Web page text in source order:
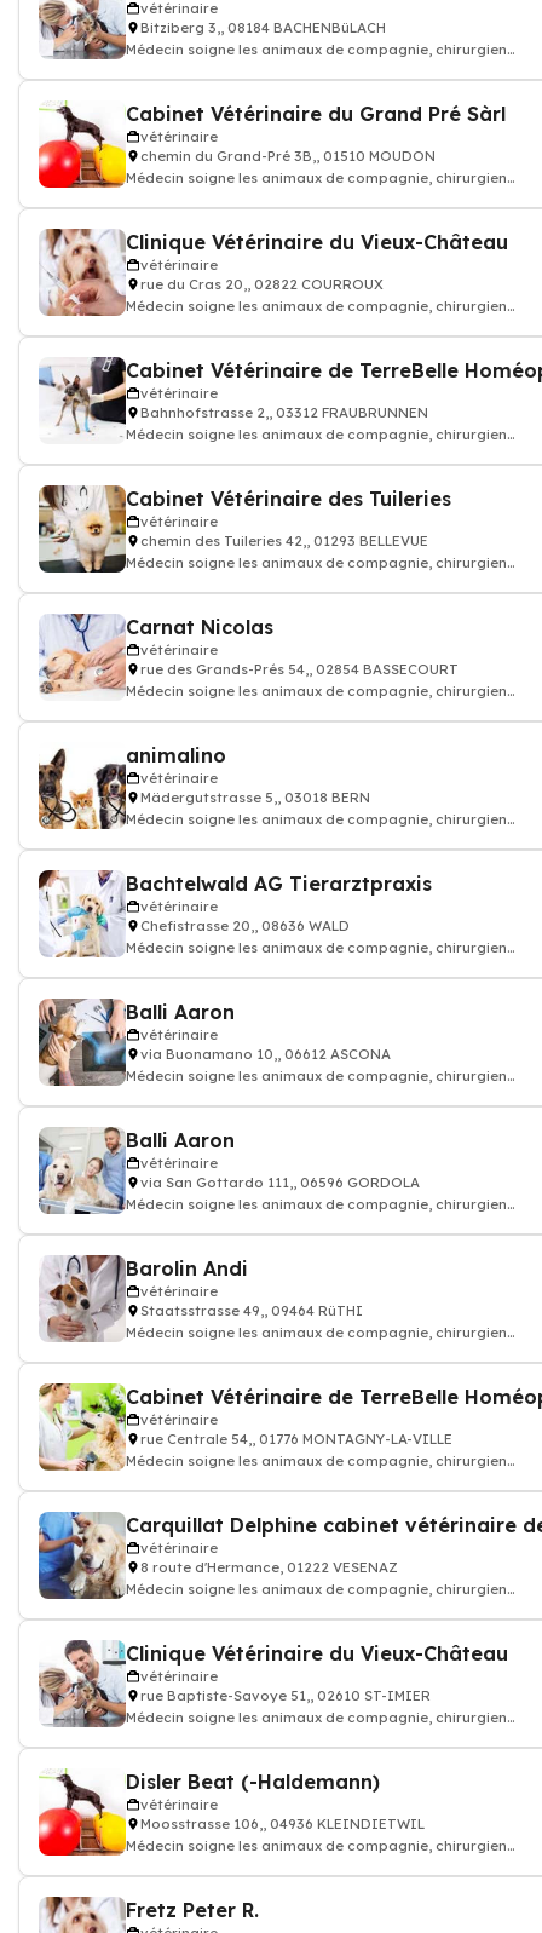
vétérinaire
Bitziberg 3,, 08184 BACHENBüLACH
Médecin soigne les animaux de compagnie, chirurgien
Cabinet Vétérinaire du Grand Pré Sàrl
vétérinaire
chemin du Grand-Pré 3B,, 01510 MOUDON
Médecin soigne les animaux de compagnie, chirurgien
Clinique Vétérinaire du Vieux-Château
vétérinaire
rue du Cras 20,, 02822 COURROUX
Médecin soigne les animaux de compagnie, chirurgien
vétérinaire
Bahnhofstrasse 2,, 03312 FRAUBRUNNEN
Médecin soigne les animaux de compagnie, chirurgien
Cabinet Vétérinaire des Tuileries
vétérinaire
chemin des Tuileries 42,, 01293 BELLEVUE
Médecin soigne les animaux de compagnie, chirurgien
Carnat Nicolas
vétérinaire
rue des Grands-Prés 54,, 02854 BASSECOURT
Médecin soigne les animaux de compagnie, chirurgien
animalino
vétérinaire
Mädergutstrasse 5,, 03018 BERN
Médecin soigne les animaux de compagnie, chirurgien
Bachtelwald AG Tierarztpraxis
vétérinaire
Chefistrasse 20,, 08636 WALD
Médecin soigne les animaux de compagnie, chirurgien
Balli Aaron
vétérinaire
via Buonamano 10,, 06612 ASCONA
Médecin soigne les animaux de compagnie, chirurgien
Balli Aaron
vétérinaire
via San Gottardo 111,, 06596 GORDOLA
Médecin soigne les animaux de compagnie, chirurgien
Barolin Andi
vétérinaire
Staatsstrasse 49,, 09464 RüTHI
Médecin soigne les animaux de compagnie, chirurgien
vétérinaire
rue Centrale 54,, 01776 MONTAGNY-LA-VILLE
Médecin soigne les animaux de compagnie, chirurgien
vétérinaire
8 route d'Hermance, 01222 VESENAZ
Médecin soigne les animaux de compagnie, chirurgien
Clinique Vétérinaire du Vieux-Château
vétérinaire
rue Baptiste-Savoye 51,, 02610 ST-IMIER
Médecin soigne les animaux de compagnie, chirurgien
Disler Beat (-Haldemann)
vétérinaire
Moosstrasse 106,, 04936 KLEINDIETWIL
Médecin soigne les animaux de compagnie, chirurgien
Fretz Peter R.